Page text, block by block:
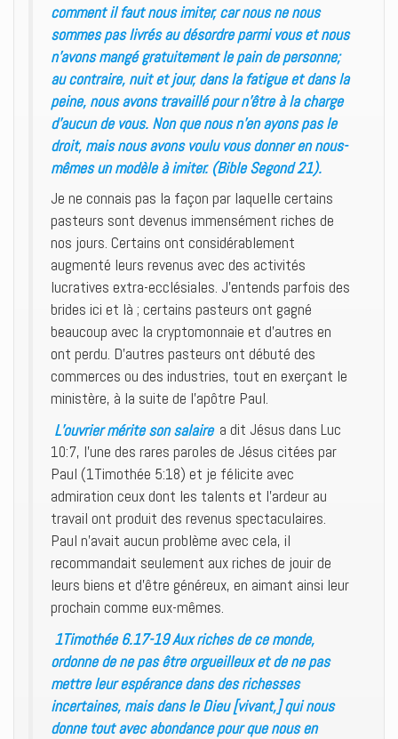
comment il faut nous imiter, car nous ne nous
sommes pas livrés au désordre parmi vous et nous
n’avons mangé gratuitement le pain de personne;
au contraire, nuit et jour, dans la fatigue et dans la
peine, nous avons travaillé pour n’être à la charge
d’aucun de vous. Non que nous n’en ayons pas le
droit, mais nous avons voulu vous donner en nous-
mêmes un modèle à imiter. (Bible Segond 21).
Je ne connais pas la façon par laquelle certains
pasteurs sont devenus immensément riches de
nos jours. Certains ont considérablement
augmenté leurs revenus avec des activités
lucratives extra-ecclésiales. J’entends parfois des
brides ici et là ; certains pasteurs ont gagné
beaucoup avec la cryptomonnaie et d’autres en
ont perdu. D’autres pasteurs ont débuté des
commerces ou des industries, tout en exerçant le
ministère, à la suite de l’apôtre Paul.
L’ouvrier mérite son salaire a dit Jésus dans Luc
10:7, l’une des rares paroles de Jésus citées par
Paul (1Timothée 5:18) et je félicite avec
admiration ceux dont les talents et l’ardeur au
travail ont produit des revenus spectaculaires.
Paul n’avait aucun problème avec cela, il
recommandait seulement aux riches de jouir de
leurs biens et d’être généreux, en aimant ainsi leur
prochain comme eux-mêmes.
1Timothée 6.17-19 Aux riches de ce monde,
ordonne de ne pas être orgueilleux et de ne pas
mettre leur espérance dans des richesses
incertaines, mais dans le Dieu [vivant,] qui nous
donne tout avec abondance pour que nous en